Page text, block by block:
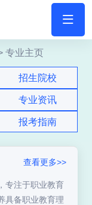
专业主页
招生院校
专业资讯
报考指南
查看更多>>
专注于职业教育
具备职业教育理